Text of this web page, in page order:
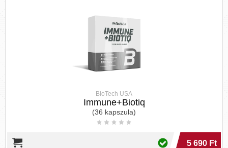
BioTech USA
Immune+Biotiq
(36 kapszula)
5 690 Ft